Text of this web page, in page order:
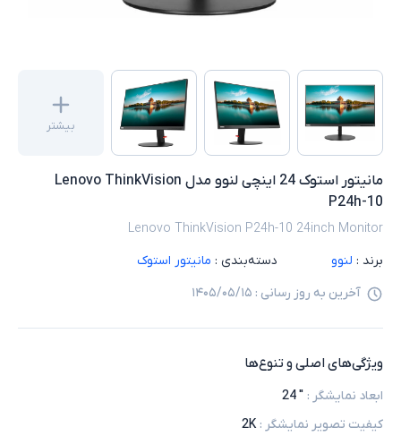
بیشتر
مانیتور استوک 24 اینچی لنوو مدل Lenovo ThinkVision
P24h-10
Lenovo ThinkVision P24h-10 24inch Monitor
برند : لنوو دسته‌بندی : مانیتور استوک
آخرین به روز رسانی : ۱۴۰۵/۰۵/۱۵
ویژگی‌های اصلی و تنوع‌ها
ابعاد نمایشگر :
" 24
کیفیت تصویر نمایشگر :
2K